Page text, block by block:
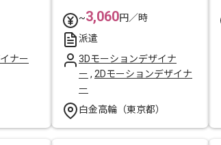
ナー
~3,060円／時
派遣
3Dモーションデザイナ
ー , 2Dモーションデザイナ
ー
白金高輪（東京都）